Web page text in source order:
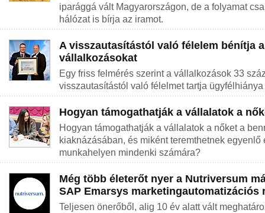
iparággá vált Magyarországon, de a folyamat
hálózat is bírja az iramot.
A visszautasítástól való félelem bénítja a
vállalkozásokat
Egy friss felmérés szerint a vállalkozások 33
visszautasítástól való félelmet tartja
Hogyan támogathatják a vállalatok a
Hogyan támogathatják a vállalatok a nőket a
kiaknázásában, és miként teremthetnek egyenlő
munkahelyen mindenki számára?
Még több életerőt nyer a Nutriversum
SAP Emarsys marketingautomatizációs
Teljesen önerőből, alig 10 év alatt vált